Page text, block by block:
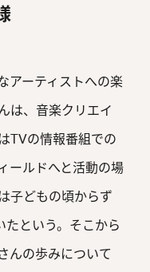
アーティストへの楽
は、音楽クリエイ
TVの情報番組での
ールドへと活動の場
子どもの頃からず
たという。そこから
んの歩みについて